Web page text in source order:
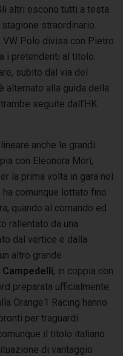
altri escono tutti a testa
straordinario.
, VW Polo divisa con Pietro
i pretendenti al titolo.
subito dal via del
alternato alla guida della
seguite dall’HK
anche le grandi
con Eleonora Mori,
la prima volta in gara nel
ha comunque lottato fino
quando al comando ed
rallentato da una
dal vertice e dalla
altro grande
Campedelli, in coppia con
preparata ufficialmente
Orange1 Racing hanno
per traguardi
il titolo italiano
di vantaggio